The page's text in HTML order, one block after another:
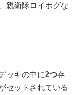
親衛隊ロイホグな
ッキの中に2つ存
セットされている